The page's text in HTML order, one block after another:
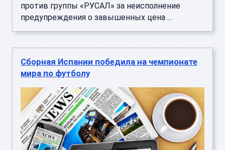
против группы «РУСАЛ» за неисполнение
предупреждения о завышенных цена ...
Сборная Испании победила на чемпионате
мира по футболу